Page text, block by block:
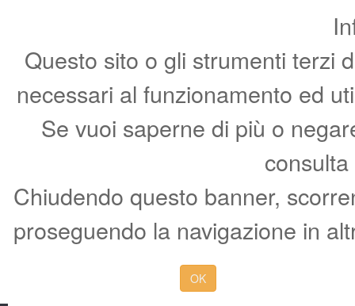
Questo sito o gli strumenti terzi
necessari al funzionamento ed
Se vuoi saperne di più o
Chiudendo questo banner,
proseguendo la navigazione in
OK